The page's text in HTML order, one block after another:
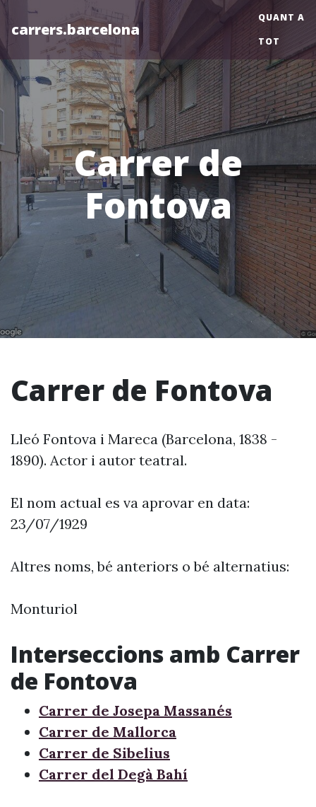
carrers.barcelona
QUANT A
TOT
Carrer de
Fontova
Carrer de Fontova
Lleó Fontova i Mareca (Barcelona, 1838 -
1890). Actor i autor teatral.
El nom actual es va aprovar en data:
23/07/1929
Altres noms, bé anteriors o bé alternatius:
Monturiol
Interseccions amb Carrer
de Fontova
Carrer de Josepa Massanés
Carrer de Mallorca
Carrer de Sibelius
Carrer del Degà Bahí